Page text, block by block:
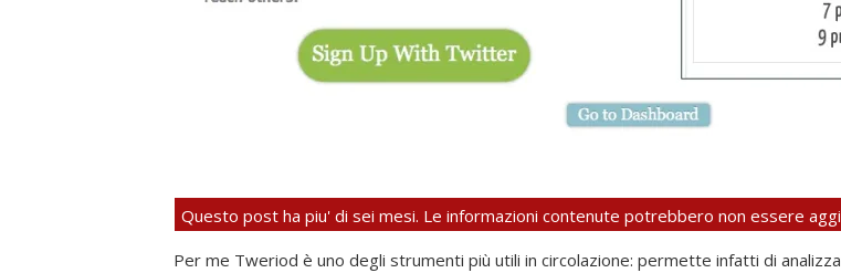
Questo post ha piu' di sei mesi. Le informazioni contenute potrebbero non essere
Per me Tweriod è uno degli strumenti più utili in circolazione: permette infatti di